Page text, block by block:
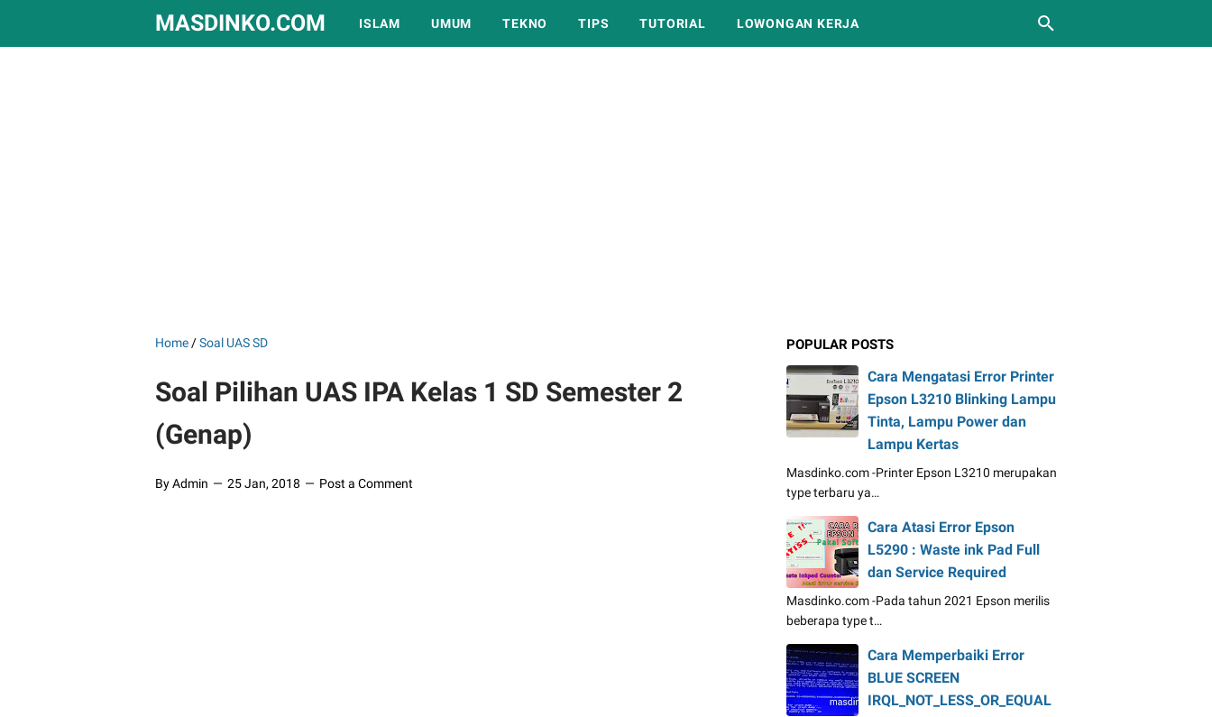
MASDINKO.COM ISLAM UMUM TEKNO TIPS TUTORIAL LOWONGAN KERJA
Home /Soal UAS SD
Soal Pilihan UAS IPA Kelas 1 SD Semester 2
(Genap)
By Admin 25 Jan, 2018 Post a Comment
POPULAR POSTS
Cara Mengatasi Error Printer
Epson L3210 Blinking Lampu
Tinta, Lampu Power dan
Lampu Kertas
Masdinko.com -Printer Epson L3210 merupakan
type terbaru ya…
Cara Atasi Error Epson
L5290 : Waste ink Pad Full
dan Service Required
Masdinko.com -Pada tahun 2021 Epson merilis
beberapa type t…
Cara Memperbaiki Error
BLUE SCREEN
IRQL_NOT_LESS_OR_EQUAL